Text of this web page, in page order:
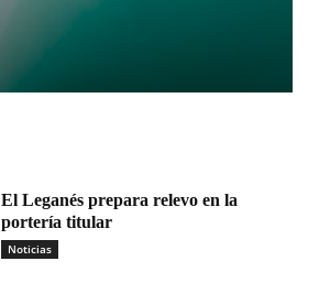
El Leganés prepara relevo en la
portería titular
Noticias